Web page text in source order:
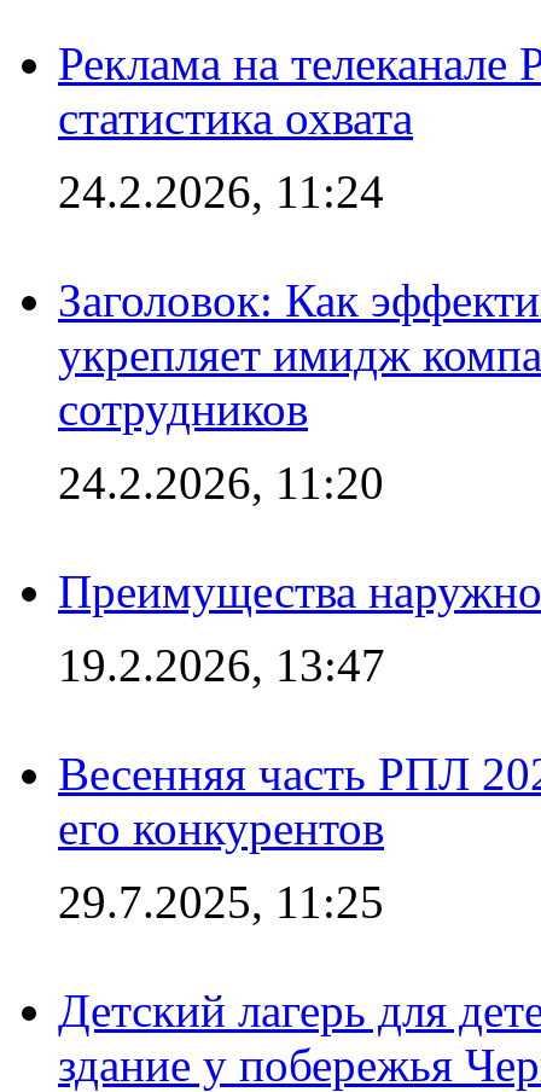
Реклама на
статистика охвата
24.2.2026, 11:24
Заголовок: Как
укрепляет имидж
сотрудников
24.2.2026, 11:20
Преимущества
19.2.2026, 13:47
Весенняя часть РПЛ
его конкурентов
29.7.2025, 11:25
Детский лагерь для
здание у побережья